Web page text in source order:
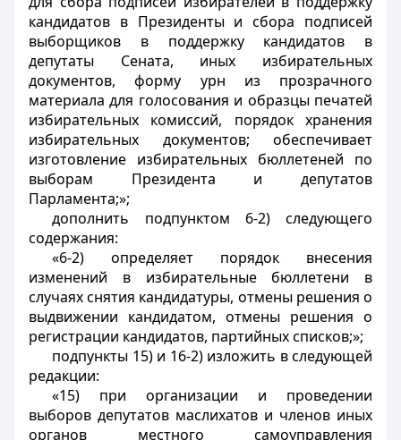
кандидатов в Президенты и сбора подписей
выборщиков в поддержку кандидатов в
депутаты Сената, иных избирательных
документов, форму урн из прозрачного
материала для голосования и образцы печатей
избирательных комиссий, порядок хранения
избирательных документов; обеспечивает
изготовление избирательных бюллетеней по
выборам Президента и депутатов
Парламента;»;
дополнить подпунктом 6-2) следующего
содержания:
«6-2) определяет порядок внесения
изменений в избирательные бюллетени в
случаях снятия кандидатуры, отмены решения о
выдвижении кандидатом, отмены решения о
регистрации кандидатов, партийных списков;»;
подпункты 15) и 16-2) изложить в следующей
редакции:
«15) при организации и проведении
выборов депутатов маслихатов и членов иных
органов местного самоуправления